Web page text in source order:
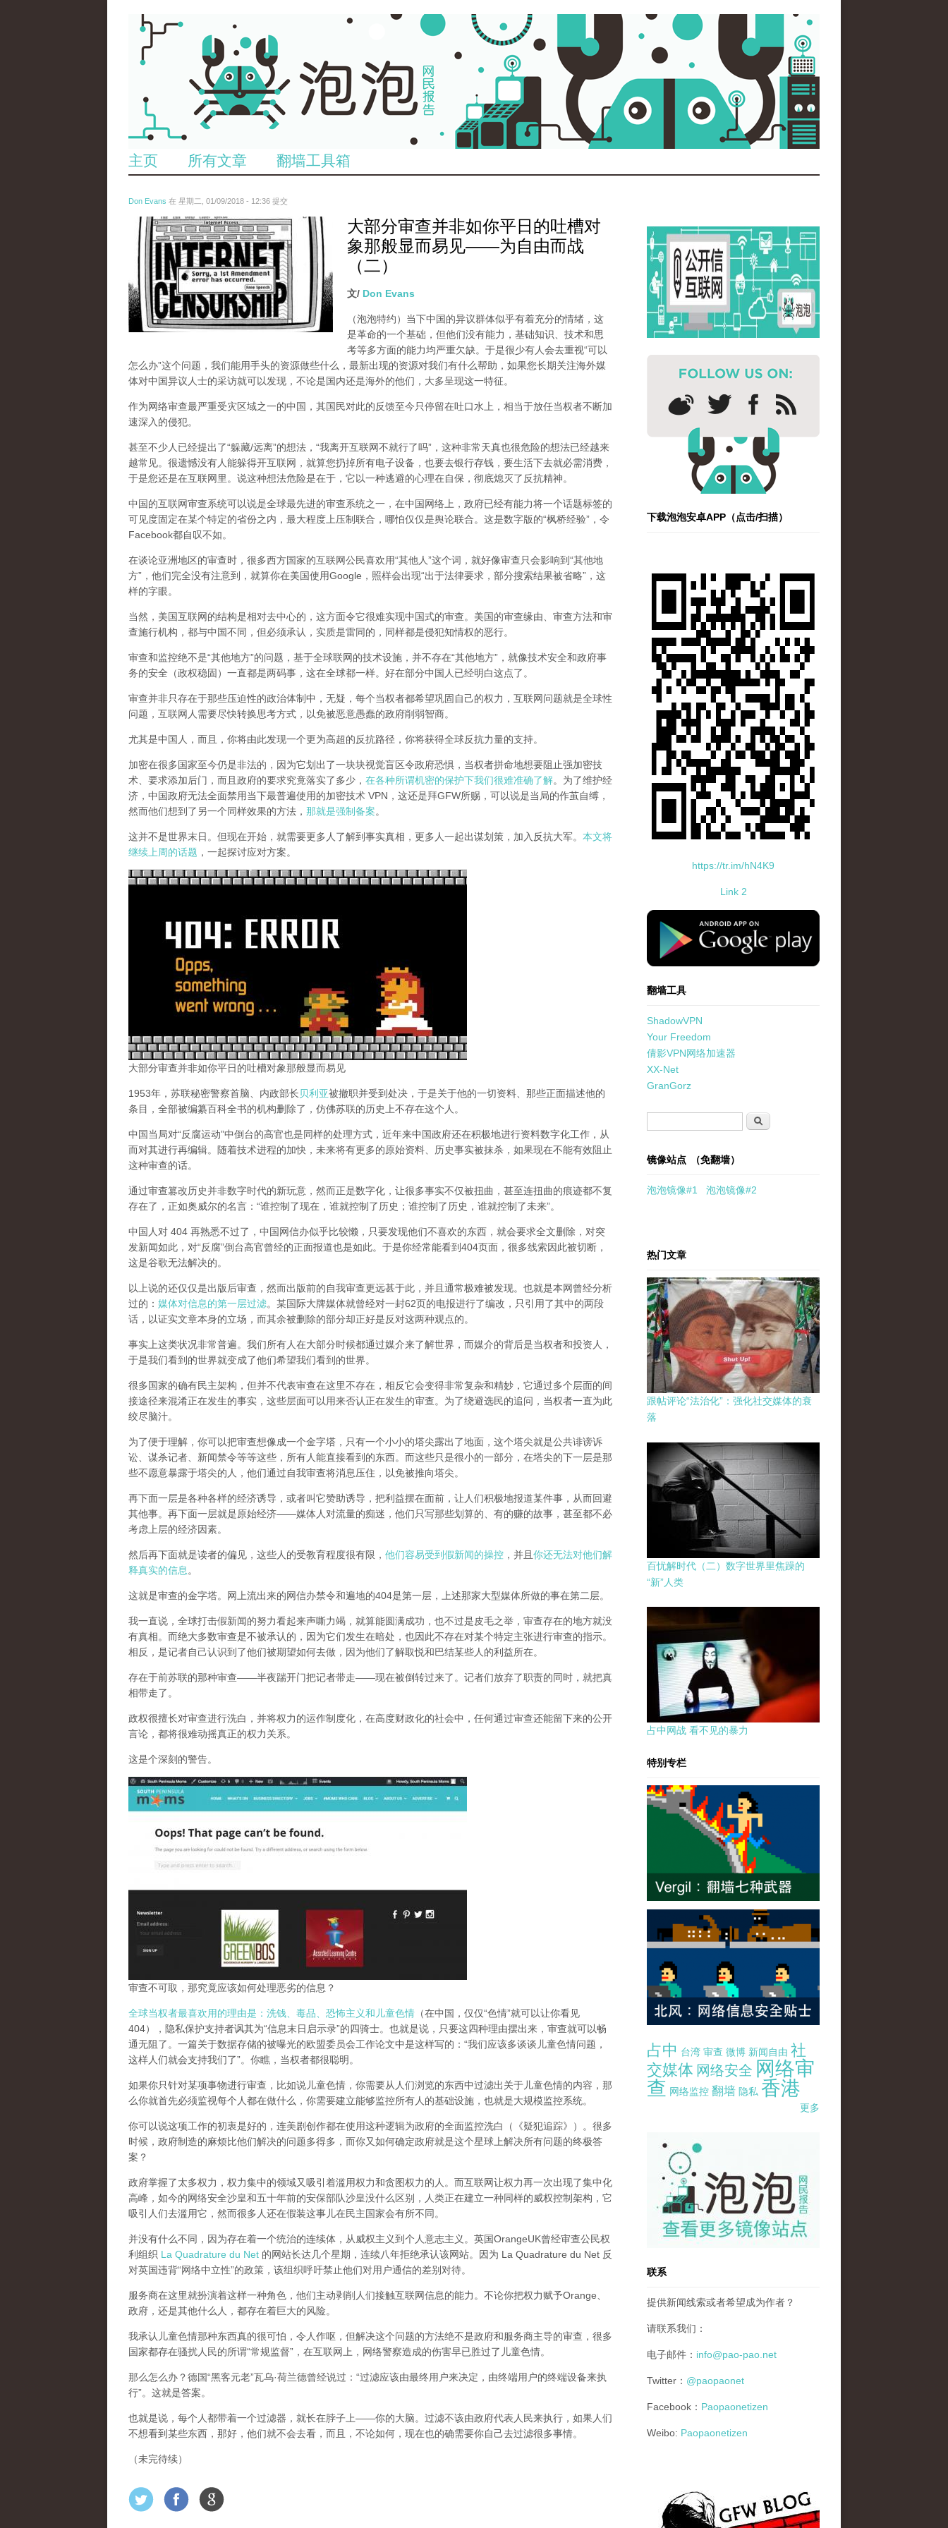
主页 所有文章 翻墙工具箱
Don Evans 在 星期二, 01/09/2018 - 12:36 提交
wechatimg866.jpeg
大部分审查并非如你平日的吐槽对
象那般显而易见——为自由而战
（二）
文/ Don Evans
（泡泡特约） 当下中国的异议群体似乎有着充分的情绪，这
是革命的一个基础，但他们没有能力，基础知识、技术和思
考等多方面的能力均严重欠缺。于是很少有人会去重视“可以
怎么办”这个问题，我们能用手头的资源做些什么，最新出现的资源对我们有什么帮助，如果您长期关注海外媒
体对中国异议人士的采访就可以发现，不论是国内还是海外的他们，大多呈现这一特征。
作为网络审查最严重受灾区域之一的中国，其国民对此的反馈至今只停留在吐口水上，相当于放任当权者不断加
速深入的侵犯。
甚至不少人已经提出了“躲藏/远离”的想法，“我离开互联网不就行了吗”，这种非常天真也很危险的想法已经越来
越常见。很遗憾没有人能躲得开互联网，就算您扔掉所有电子设备，也要去银行存钱，要生活下去就必需消费，
于是您还是在互联网里。说这种想法危险是在于，它以一种逃避的心理在自保，彻底熄灭了反抗精神。
中国的互联网审查系统可以说是全球最先进的审查系统之一，在中国网络上，政府已经有能力将一个话题标签的
可见度固定在某个特定的省份之内，最大程度上压制联合 ，哪怕仅仅是舆论联合。这是数字版的“枫桥经验”，令
Facebook都自叹不如。
在谈论亚洲地区的审查时，很多西方国家的互联网公民喜欢用“其他人”这个词，就好像审查只会影响到“其他地
方”，他们完全没有注意到， 就算你在美国使用Google，照样会出现“出于法律要求，部分搜索结果被省略”，这
样的字眼。
当然，美国互联网的结构是相对去中心的，这方面令它很难实现中国式的审查。美国的审查缘由、审查方法和审
查施行机构，都与中国不同，但必须承认， 实质是雷同的，同样都是侵犯知情权的恶行。
审查和监控绝不是“其他地方”的问题，基于全球联网的技术设施，并不存在“其他地方”，就像技术安全和政府事
务的安全（政权稳固）一直都是两码事，这在全球都一样。好在部分中国人已经明白这点了。
审查并非只存在于那些压迫性的政治体制中，无疑，每个当权者都希望巩固自己的权力，互联网问题就是全球性
问题，互联网人需要尽快转换思考方式，以免被恶意愚蠢的政府削弱智商。
尤其是中国人，而且，你将由此发现一个更为高超的反抗路径，你将获得全球反抗力量的支持。
加密在很多国家至今仍是非法的，因为它划出了一块块视觉盲区令政府恐惧，当权者拼命地想要阻止强加密技
术、要求添加后门，而且政府的要求究竟落实了多少， 在各种所谓机密的保护下我们很难准确了解。为了维护经
济，中国政府无法全面禁用当下最普遍使用的加密技术 VPN，这还是拜GFW所赐，可以说是当局的作茧自缚，
然而他们想到了另一个同样效果的方法， 那就是强制备案。
这并不是世界末日。但现在开始，就需要更多人了解到事实真相，更多人一起出谋划策，加入反抗大军。 本文将
继续上周的话题 ，一起探讨应对方案。
大部分审查并非如你平日的吐槽对象那般显而易见
1953年，苏联秘密警察首脑、内政部长贝利亚被撤职并受到处决，于是关于他的一切资料、那些正面描述他的
条目，全部被编纂百科全书的机构删除了，仿佛苏联的历史上不存在这个人。
中国当局对“反腐运动”中倒台的高官也是同样的处理方式，近年来中国政府还在积极地进行资料数字化工作，从
而对其进行再编辑。随着技术进程的加快，未来将有更多的原始资料、历史事实被抹杀，如果现在不能有效阻止
这种审查的话。
通过审查篡改历史并非数字时代的新玩意，然而正是数字化，让很多事实不仅被扭曲，甚至连扭曲的痕迹都不复
存在了，正如奥威尔的名言：“谁控制了现在，谁就控制了历史；谁控制了历史，谁就控制了未来”。
中国人对 404 再熟悉不过了，中国网信办似乎比较懒，只要发现他们不喜欢的东西，就会要求全文删除，对突
发新闻如此，对“反腐”倒台高官曾经的正面报道也是如此。于是你经常能看到404页面， 很多线索因此被切断，
这是谷歌无法解决的。
以上说的还仅仅是出版后审查，然而出版前的自我审查更远甚于此，并且通常极难被发现。 也就是本网曾经分析
过的： 媒体对信息的第一层过滤。某国际大牌媒体就曾经对一封62页的电报进行了编改，只引用了其中的两段
话，以证实文章本身的立场，而其余被删除的部分却正好是反对这两种观点的。
事实上这类状况非常普遍。我们所有人在大部分时候都通过媒介来了解世界，而媒介的背后是当权者和投资人，
于是我们看到的世界就变成了他们希望我们看到的世界。
很多国家的确有民主架构，但并不代表审查在这里不存在，相反它会变得非常复杂和精妙，它通过多个层面的间
接途径来混淆正在发生的事实，这些层面可以用来否认正在发生的审查。为了绕避选民的追问，当权者一直为此
绞尽脑汁。
为了便于理解，你可以把审查想像成一个金字塔，只有一个小小的塔尖露出了地面，这个塔尖就是公共诽谤诉
讼、谋杀记者、新闻禁令等等这些，所有人能直接看到的东西。而这些只是很小的一部分，在塔尖的下一层是那
些不愿意暴露于塔尖的人，他们通过自我审查将消息压住，以免被推向塔尖。
再下面一层是各种各样的经济诱导，或者叫它赞助诱导，把利益摆在面前，让人们积极地报道某件事，从而回避
其他事。再下面一层就是原始经济——媒体人对流量的痴迷，他们只写那些划算的、有的赚的故事，甚至都不必
考虑上层的经济因素。
然后再下面就是读者的偏见，这些人的受教育程度很有限， 他们容易受到假新闻的操控 ，并且 你还无法对他们解
释真实的信息 。
这就是审查的金字塔。网上流出来的网信办禁令和遍地的404是第一层，上述那家大型媒体所做的事在第二层。
我一直说，全球打击假新闻的努力看起来声嘶力竭，就算能圆满成功，也不过是皮毛之举，审查存在的地方就没
有真相。而绝大多数审查是不被承认的，因为它们发生在暗处，也因此不存在对某个特定主张进行审查的指示。
相反，是记者自己认识到了他们被期望如何去做，因为他们了解取悦和巴结某些人的利益所在。
存在于前苏联的那种审查——半夜踹开门把记者带走——现在被倒转过来了。记者们放弃了职责的同时，就把真
相带走了。
政权很擅长对审查进行洗白，并将权力的运作制度化，在高度财政化的社会中，任何通过审查还能留下来的公开
言论，都将很难动摇真正的权力关系。
这是个深刻的警告。
审查不可取，那究竟应该如何处理恶劣的信息？
全球当权者最喜欢用的理由是：洗钱、毒品、恐怖主义和儿童色情 （在中国，仅仅“色情”就可以让你看见
404），隐私保护支持者讽其为“信息末日启示录”的四骑士。也就是说，只要这四种理由摆出来，审查就可以畅
通无阻了。一篇关于数据存储的被曝光的欧盟委员会工作论文中是这样写的：“我们应该多谈谈儿童色情问题，
这样人们就会支持我们了”。你瞧，当权者都很聪明。
如果你只针对某项事物进行审查，比如说儿童色情，你需要从人们浏览的东西中过滤出关于儿童色情的内容，那
么你就首先必须监视每个人都在做什么，你需要建立能够监控所有人的基础设施，也就是大规模监控系统。
你可以说这项工作的初衷是好的，连美剧创作都在使用这种逻辑为政府的全面监控洗白（《疑犯追踪》）。 很多
时候，政府制造的麻烦比他们解决的问题多得多，而你又如何确定政府就是这个星球上解决所有问题的终极答
案？
政府掌握了太多权力，权力集中的领域又吸引着滥用权力和贪图权力的人。而互联网让权力再一次出现了集中化
高峰， 如今的网络安全沙皇和五十年前的安保部队沙皇没什么区别，人类正在建立一种同样的威权控制架构，它
吸引人们去滥用它，然而很多人还在假装这事儿在民主国家会有所不同。
并没有什么不同，因为存在着一个统治的连续体，从威权主义到个人意志主义。英国OrangeUK曾经审查公民权
利组织 La Quadrature du Net 的网站长达几个星期，连续八年拒绝承认该网站。因为 La Quadrature du Net 反
对英国违背“网络中立性”的政策，该组织呼吁禁止他们对用户通信的差别对待。
服务商在这里就扮演着这样一种角色，他们主动剥削人们接触互联网信息的能力。不论你把权力赋予Orange、
政府，还是其他什么人，都存在着巨大的风险。
我承认儿童色情那种东西真的很可怕，令人作呕，但解决这个问题的方法绝不是政府和服务商主导的审查，很多
国家都存在骚扰人民的所谓“常规监督”，在互联网上，网络警察造成的伤害早已胜过了儿童色情。
那么怎么办？德国“黑客元老”瓦乌·荷兰德曾经说过：“过滤应该由最终用户来决定，由终端用户的终端设备来执
行”。这就是答案。
也就是说，每个人都带着一个过滤器，就长在脖子上——你的大脑。过滤不该由政府代表人民来执行，如果人们
不想看到某些东西，那好，他们就不会去看，而且，不论如何，现在也的确需要你自己去过滤很多事情。
（未完待续）
下载泡泡安卓APP（点击/扫描）
https://tr.im/hN4K9
Link 2
standard-icon-googleplay-app-store.png
翻墙工具
ShadowVPN
Your Freedom
倩影VPN网络加速器
XX-Net
GranGorz
搜索
镜像站点 （免翻墙）
泡泡镜像#1 泡泡镜像#2
热门文章
跟帖评论“法治化”：强化社交媒体的衰
落
百忧解时代（二）数字世界里焦躁的
“新”人类
占中网战 看不见的暴力
特别专栏
占中 台湾 审查 微博 新闻自由 社
交媒体 网络安全 网络审
查 网络监控 翻墙 隐私 香港
更多
pao-pao-banner-mirror-site-120814.jpg
联系
提供新闻线索或者希望成为作者？
请联系我们：
电子邮件： info@pao-pao.net
Twitter： @paopaonet
Facebook： Paopaonetizen
Weibo: Paopaonetizen
gfw_blog_small.jpg